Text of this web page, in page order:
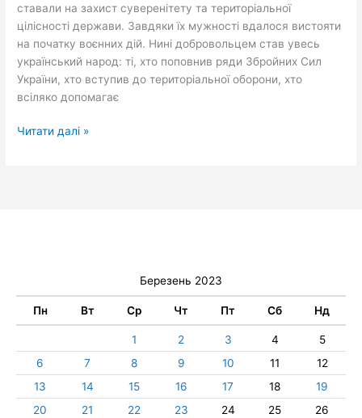
ставали на захист суверенітету та територіальної
цілісності держави. Завдяки їх мужності вдалося вистояти
на початку воєнних дій. Нині добровольцем став увесь
український народ: ті, хто поповнив ряди Збройних Сил
України, хто вступив до територіальної оборони, хто
всіляко допомагає
Читати далі »
Березень 2023
Пн Вт Ср Чт Пт Сб Нд
1 2 3 4
5
6
7 8 9 10 11
12
13
14 15 16 17 18
19
20
21 22 23 24 25
26